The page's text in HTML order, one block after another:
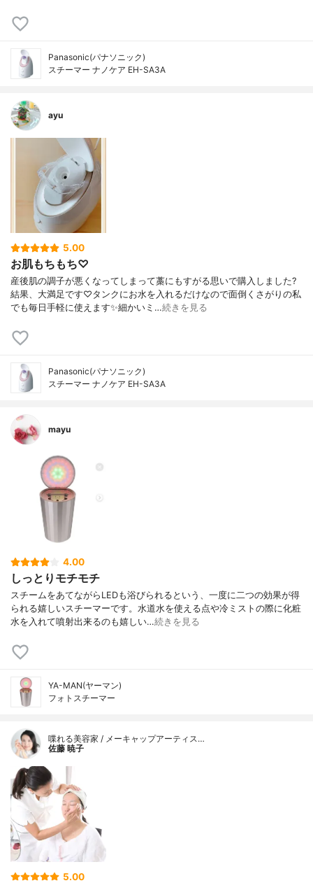
Panasonic(パナソニック)
スチーマー ナノケア EH-SA3A
ayu
5.00
お肌もちもち♡
産後肌の調子が悪くなってしまって藁にもすがる思いで購入しました?
結果、大満足です♡タンクにお水を入れるだけなので面倒くさがりの私
でも毎日手軽に使えます✨細かいミ…続きを見る
Panasonic(パナソニック)
スチーマー ナノケア EH-SA3A
mayu
4.00
しっとりモチモチ
スチームをあてながらLEDも浴びられるという、一度に二つの効果が得
られる嬉しいスチーマーです。水道水を使える点や冷ミストの際に化粧
水を入れて噴射出来るのも嬉しい…続きを見る
YA-MAN(ヤーマン)
フォトスチーマー
喋れる美容家 / メーキャップアーティス…
佐藤 暁子
5.00